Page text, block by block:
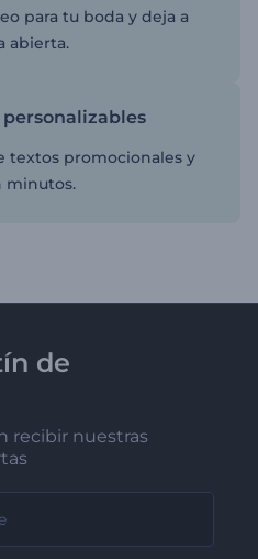
para tu boda y deja a
abierta.
textos promocionales y
minutos.
de
recibir nuestras